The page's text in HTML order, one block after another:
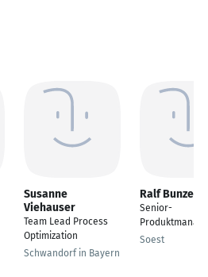
Susanne
Viehauser
Team Lead Process
Optimization
Schwandorf in Bayern
Ralf Bunzel
Senior-
Produktmanager
Soest